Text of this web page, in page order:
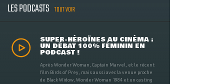
LES PODCASTS TOUT VOIR
SUPER-HÉROÏNES AU CINÉMA :
UN DÉBAT 100% FÉMININ EN
PODCAST !
Après Wonder Woman, Captain Marvel, et le récent
film Birds of Prey, mais aussi avec la venue proche
de Black Widow, Wonder Woman 1984 et un casting